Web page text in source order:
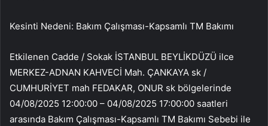
Kesinti Nedeni: Bakım Çalışması-Kapsamlı TM Bakımı
Etkilenen Cadde / Sokak İSTANBUL BEYLİKDÜZÜ ilce
MERKEZ-ADNAN KAHVECİ Mah. ÇANKAYA sk /
CUMHURİYET mah FEDAKAR, ONUR sk bölgelerinde
04/08/2025 12:00:00 – 04/08/2025 17:00:00 saatleri
arasında Bakım Çalışması-Kapsamlı TM Bakımı Sebebi ile